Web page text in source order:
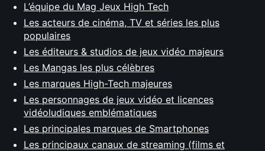
L’équipe du Mag Jeux High Tech
Les acteurs de cinéma, TV et séries les plus
populaires
Les éditeurs & studios de jeux vidéo majeurs
Les Mangas les plus célèbres
Les marques High-Tech majeures
Les personnages de jeux vidéo et licences
vidéoludiques emblématiques
Les principales marques de Smartphones
Les principaux canaux de streaming (films et